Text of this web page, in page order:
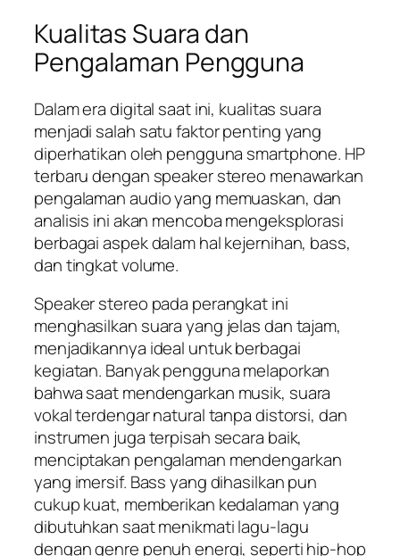
Kualitas Suara dan
Pengalaman Pengguna
Dalam era digital saat ini, kualitas suara
menjadi salah satu faktor penting yang
diperhatikan oleh pengguna smartphone. HP
terbaru dengan speaker stereo menawarkan
pengalaman audio yang memuaskan, dan
analisis ini akan mencoba mengeksplorasi
berbagai aspek dalam hal kejernihan, bass,
dan tingkat volume.
Speaker stereo pada perangkat ini
menghasilkan suara yang jelas dan tajam,
menjadikannya ideal untuk berbagai
kegiatan. Banyak pengguna melaporkan
bahwa saat mendengarkan musik, suara
vokal terdengar natural tanpa distorsi, dan
instrumen juga terpisah secara baik,
menciptakan pengalaman mendengarkan
yang imersif. Bass yang dihasilkan pun
cukup kuat, memberikan kedalaman yang
dibutuhkan saat menikmati lagu-lagu
dengan genre penuh energi, seperti hip-hop